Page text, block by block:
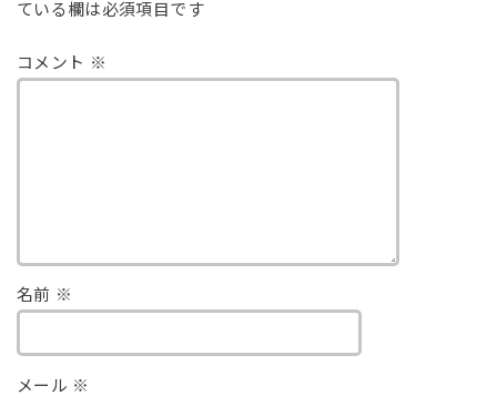
ている欄は必須項目です
コメント ※
名前 ※
メール ※